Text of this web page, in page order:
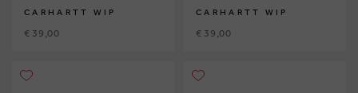
CARHARTT WIP
€ 39,00
CARHARTT WIP
€ 39,00